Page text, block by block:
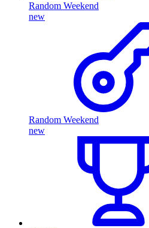
Random Weekend
new
Random Weekend
new